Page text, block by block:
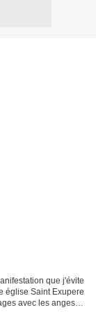
que j'évite
église Saint Exupere
avec les anges